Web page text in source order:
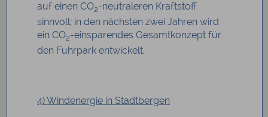
auf einen CO2-neutraleren Kraftstoff
sinnvoll; in den nächsten zwei Jahren wird
ein CO2-einsparendes Gesamtkonzept für
den Fuhrpark entwickelt.
4) Windenergie in Stadtbergen